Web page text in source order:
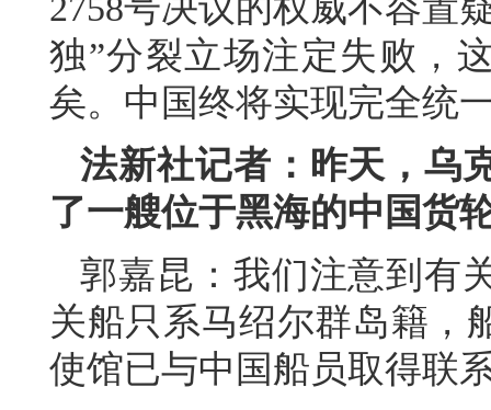
2758号决议的权威不容置
独”分裂立场注定失败，
矣。中国终将实现完全统
法新社记者：昨天，乌
了一艘位于黑海的中国货
郭嘉昆：我们注意到有
关船只系马绍尔群岛籍，
使馆已与中国船员取得联